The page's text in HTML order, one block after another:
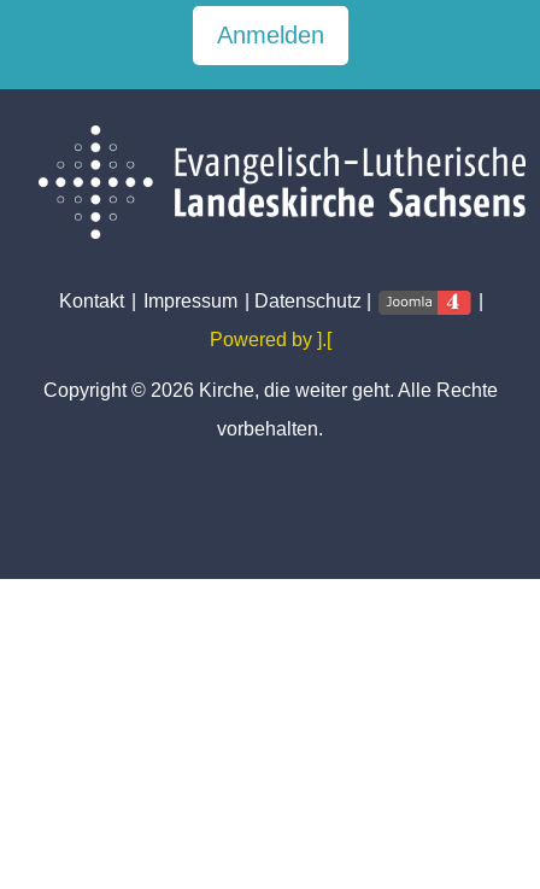
Anmelden
Kontakt Impressum Datenschutz
Powered by ].[
Copyright © 2026 Kirche, die weiter geht. Alle Rechte
vorbehalten.